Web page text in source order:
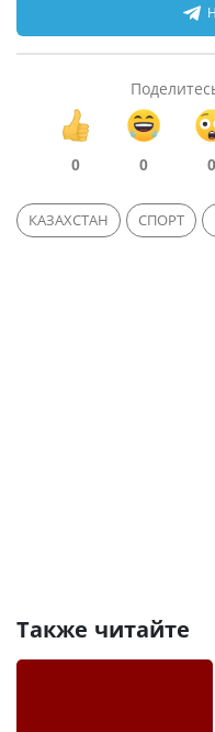
0 0 0
КАЗАХСТАН СПОРТ
Также читайте